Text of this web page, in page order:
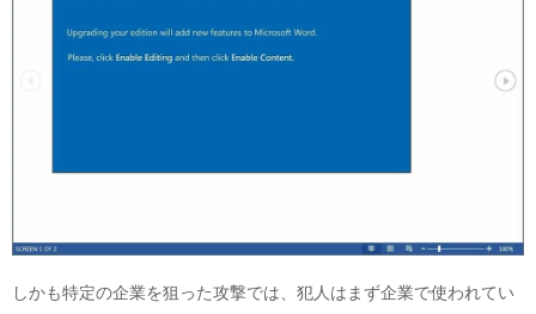
しかも特定の企業を狙った攻撃では、犯人はまず企業で使われてい